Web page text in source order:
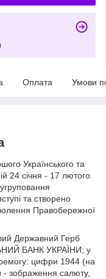
Оплата Умови
Українського та
24 січня - 17 лютого
та створено
Правобережної
Державний Герб
БАНК УКРАЇНИ; у
цифри 1944 (на
- зображення салюту,